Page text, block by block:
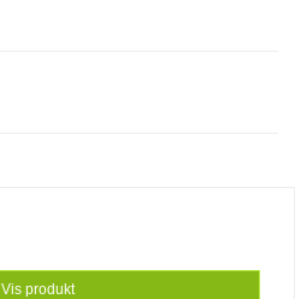
Vis produkt